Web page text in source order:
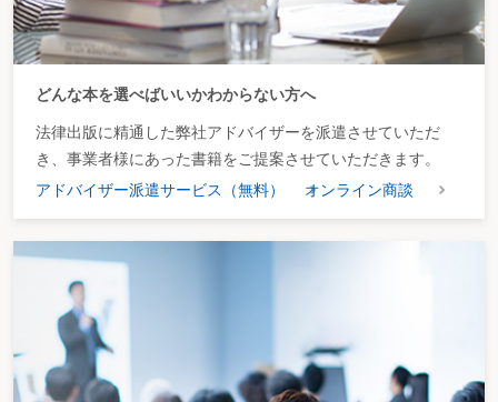
どんな本を選べばいいかわからない方へ
法律出版に精通した弊社アドバイザーを派遣させていただ
き、事業者様にあった書籍をご提案させていただきます。
アドバイザー派遣サービス（無料）
オンライン商談